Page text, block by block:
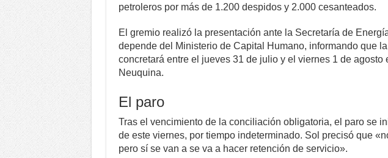
petroleros por más de 1.200 despidos y 2.000 cesanteados.
El gremio realizó la presentación ante la Secretaría de
depende del Ministerio de Capital Humano, informando que
concretará entre el jueves 31 de julio y el viernes 1 de agosto
Neuquina.
El paro
Tras el vencimiento de la conciliación obligatoria, el paro se
de este viernes, por tiempo indeterminado. Sol precisó que
pero sí se van a se va a hacer retención de servicio».